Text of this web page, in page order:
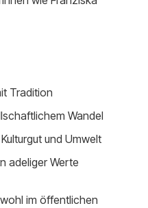
Tradition
Wandel
und Umwelt
adeliger Werte
im öffentlichen